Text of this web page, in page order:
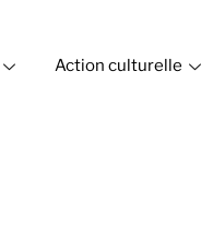
Action culturelle